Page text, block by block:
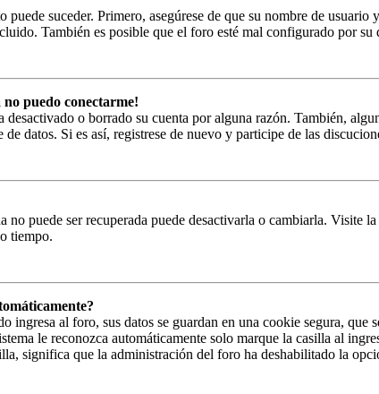
puede suceder. Primero, asegúrese de que su nombre de
También es posible que el foro esté mal configurado por
puedo conectarme!
o borrado su cuenta por alguna razón. También,
datos. Si es así, registrese de nuevo y participe de las
no puede ser recuperada puede desactivarla o cambiarla. Visite
tiempo.
ingresa al foro, sus datos se guardan en una cookie segura,
le reconozca automáticamente solo marque la casilla al
significa que la administración del foro ha deshabilitado la